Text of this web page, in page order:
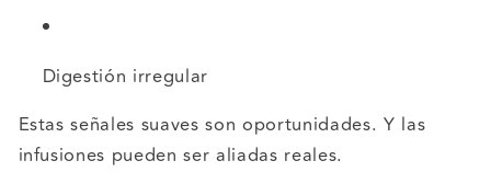
Digestión irregular
Estas señales suaves son oportunidades. Y las
infusiones pueden ser aliadas reales.